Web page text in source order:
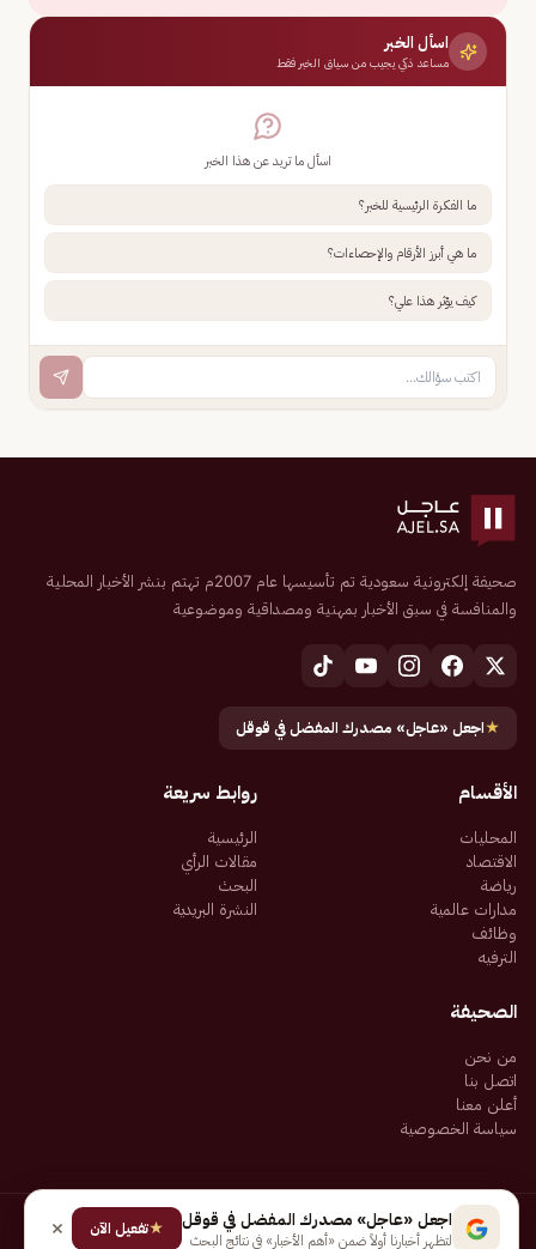
اسأل الخبر
مساعد ذكي يجيب من سياق الخبر فقط
اسأل ما تريد عن هذا الخبر
ما الفكرة الرئيسية للخبر؟
ما هي أبرز الأرقام والإحصاءات؟
كيف يؤثر هذا علي؟
صحيفة إلكترونية سعودية تم تأسيسها عام 2007م تهتم بنشر الأخبار المحلية
والمنافسة في سبق الأخبار بمهنية ومصداقية وموضوعية
★اجعل «عاجل» مصدرك المفضل في قوقل
الأقسام
المحليات
الاقتصاد
رياضة
مدارات عالمية
وظائف
الترفيه
روابط سريعة
الرئيسية
مقالات الرأي
البحث
النشرة البريدية
الصحيفة
من نحن
اتصل بنا
أعلن معنا
سياسة الخصوصية
جميع الحقوق محفوظة لـ شركة إيجاز للنشر الإلكتروني المالكة لصحيفة عاجل
اجعل «عاجل» مصدرك المفضل في قوقل
لتظهر أخبارنا أولاً ضمن «أهم الأخبار» في نتائج البحث
★تفعيل الآن